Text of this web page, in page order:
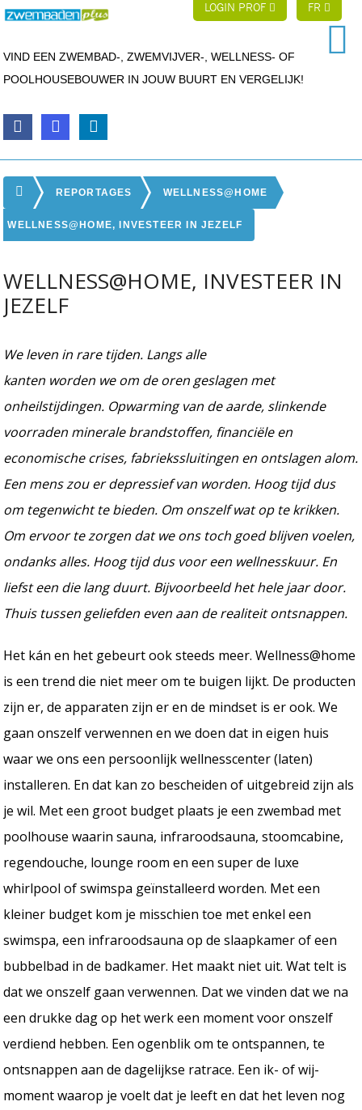
LOGIN PROF FR
VIND EEN ZWEMBAD-, ZWEMVIJVER-, WELLNESS- OF
POOLHOUSEBOUWER IN JOUW BUURT EN VERGELIJK!
REPORTAGES WELLNESS@HOME
WELLNESS@HOME, INVESTEER IN JEZELF
WELLNESS@HOME, INVESTEER IN
JEZELF
We leven in rare tijden. Langs alle
kanten worden we om de oren geslagen met
onheilstijdingen. Opwarming van de aarde, slinkende
voorraden minerale brandstoffen, financiële en
economische crises, fabriekssluitingen en ontslagen alom.
Een mens zou er depressief van worden. Hoog tijd dus
om tegenwicht te bieden. Om onszelf wat op te krikken.
Om ervoor te zorgen dat we ons toch goed blijven voelen,
ondanks alles. Hoog tijd dus voor een wellnesskuur. En
liefst een die lang duurt. Bijvoorbeeld het hele jaar door.
Thuis tussen geliefden even aan de realiteit ontsnappen.
Het kán en het gebeurt ook steeds meer. Wellness@home
is een trend die niet meer om te buigen lijkt. De producten
zijn er, de apparaten zijn er en de mindset is er ook. We
gaan onszelf verwennen en we doen dat in eigen huis
waar we ons een persoonlijk wellnesscenter (laten)
installeren. En dat kan zo bescheiden of uitgebreid zijn als
je wil. Met een groot budget plaats je een zwembad met
poolhouse waarin sauna, infraroodsauna, stoomcabine,
regendouche, lounge room en een super de luxe
whirlpool of swimspa geïnstalleerd worden. Met een
kleiner budget kom je misschien toe met enkel een
swimspa, een infraroodsauna op de slaapkamer of een
bubbelbad in de badkamer. Het maakt niet uit. Wat telt is
dat we onszelf gaan verwennen. Dat we vinden dat we na
een drukke dag op het werk een moment voor onszelf
verdiend hebben. Een ogenblik om te ontspannen, te
ontsnappen aan de dagelijkse ratrace. Een ik- of wij-
moment waarop je voelt dat je leeft en dat het leven nog